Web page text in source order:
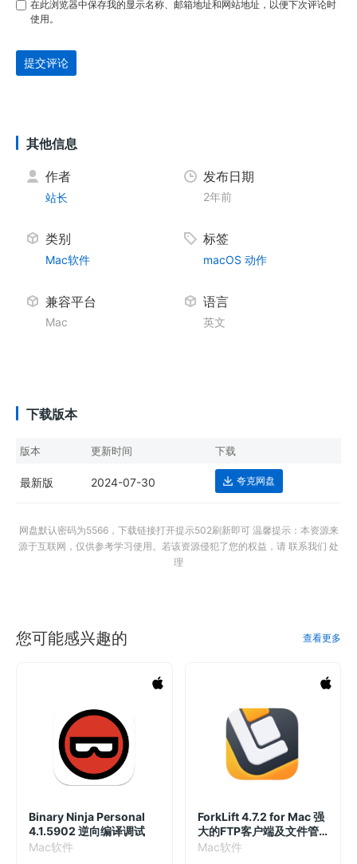
在此浏览器中保存我的显示名称、邮箱地址和网站地址，以便下次评论时
使用。
提交评论
其他信息
作者
站长
发布日期
2年前
类别
Mac软件
标签
macOS 动作
兼容平台
Mac
语言
英文
下载版本
版本 更新时间 下载
最新版 2024-07-30 夸克网盘
网盘默认密码为5566，下载链接打开提示502刷新即可 温馨提示：本资源来
源于互联网，仅供参考学习使用。若该资源侵犯了您的权益，请 联系我们 处
理
您可能感兴趣的 查看更多
Binary Ninja Personal
4.1.5902 逆向编译调试
Mac软件
ForkLift 4.7.2 for Mac 强
大的FTP客户端及文件管
理工具
Mac软件